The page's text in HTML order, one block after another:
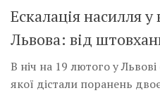
Ескалація насилля у
Львова: від
В ніч на 19 лютого у Львові
якої дістали поранень